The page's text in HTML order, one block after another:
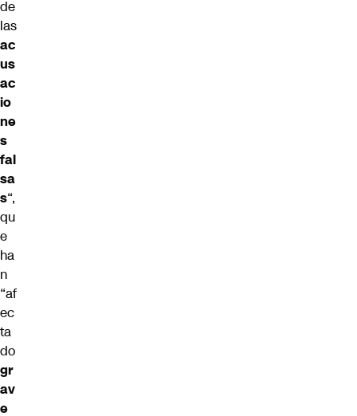
de
las
ac
us
ac
io
ne
s
fal
sa
s“,
qu
e
ha
n
“af
ec
ta
do
gr
av
e